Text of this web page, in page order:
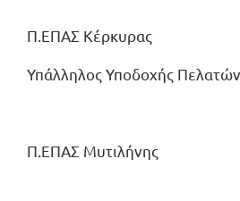
Π.ΕΠΑΣ Κέρκυρας
Υπάλληλος Υποδοχής
Π.ΕΠΑΣ Μυτιλήνης